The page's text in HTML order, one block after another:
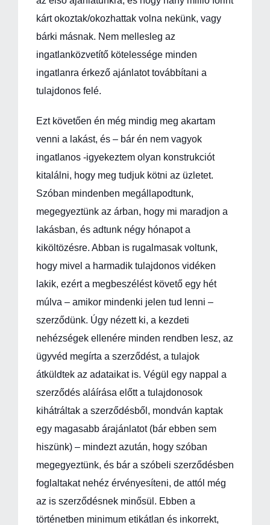
kárt okoztak/okozhattak volna nekünk, vagy
bárki másnak. Nem mellesleg az
ingatlanközvetítő kötelessége minden
ingatlanra érkező ajánlatot továbbítani a
tulajdonos felé.
Ezt követően én még mindig meg akartam
venni a lakást, és – bár én nem vagyok
ingatlanos -igyekeztem olyan konstrukciót
kitalálni, hogy meg tudjuk kötni az üzletet.
Szóban mindenben megállapodtunk,
megegyeztünk az árban, hogy mi maradjon a
lakásban, és adtunk négy hónapot a
kiköltözésre. Abban is rugalmasak voltunk,
hogy mivel a harmadik tulajdonos vidéken
lakik, ezért a megbeszélést követő egy hét
múlva – amikor mindenki jelen tud lenni –
szerződünk. Úgy nézett ki, a kezdeti
nehézségek ellenére minden rendben lesz, az
ügyvéd megírta a szerződést, a tulajok
átküldtek az adataikat is. Végül egy nappal a
szerződés aláírása előtt a tulajdonosok
kihátráltak a szerződésből, mondván kaptak
egy magasabb árajánlatot (bár ebben sem
hiszünk) – mindezt azután, hogy szóban
megegyeztünk, és bár a szóbeli szerződésben
foglaltakat nehéz érvényesíteni, de attól még
az is szerződésnek minősül. Ebben a
történetben minimum etikátlan és inkorrekt,